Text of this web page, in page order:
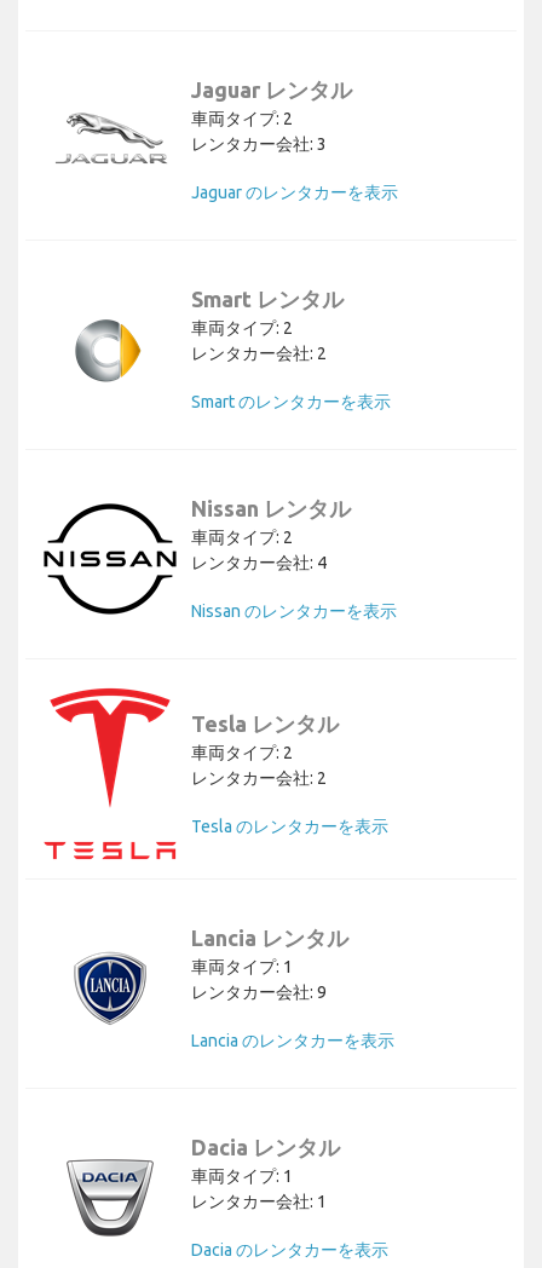
Jaguar レンタル
車両タイプ: 2
レンタカー会社: 3
Jaguar のレンタカーを表示
Smart レンタル
車両タイプ: 2
レンタカー会社: 2
Smart のレンタカーを表示
Nissan レンタル
車両タイプ: 2
レンタカー会社: 4
Nissan のレンタカーを表示
Tesla レンタル
車両タイプ: 2
レンタカー会社: 2
Tesla のレンタカーを表示
Lancia レンタル
車両タイプ: 1
レンタカー会社: 9
Lancia のレンタカーを表示
Dacia レンタル
車両タイプ: 1
レンタカー会社: 1
Dacia のレンタカーを表示